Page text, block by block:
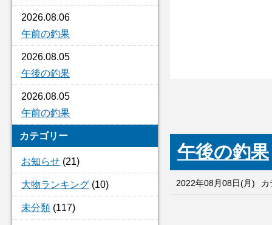
2026.08.06
午前の釣果
2026.08.05
午後の釣果
2026.08.05
午前の釣果
カテゴリー
お知らせ (21)
大物ランキング (10)
未分類 (117)
午後の釣果
2022年08月08日(月) カ